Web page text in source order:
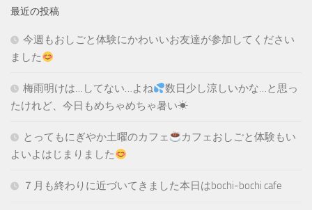
最近の投稿
今週もおしごと体験にかわいいお友達が参加してください
ました
梅雨明けは…してない…よね
数日少し涼しいかな…と思っ
たけれど、今日もめちゃめちゃ暑い☀
とってもにぎやか土曜のカフェ
カフェおしごと体験もい
よいよはじまりました
７月も終わりに近づいてきました本日はbochi-bochi cafe